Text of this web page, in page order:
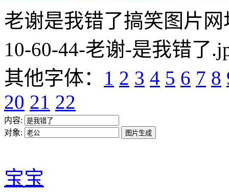
老谢是我错了搞笑图片网
10-60-44-老谢-是我错了
其他字体： 1 2 3 4 5 6 7 8
20 21 22
内容:
对象:
宝宝